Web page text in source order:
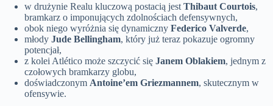
w drużynie Realu kluczową postacią jest Thibaut Courtois,
bramkarz o imponujących zdolnościach defensywnych,
obok niego wyróżnia się dynamiczny Federico Valverde,
młody Jude Bellingham, który już teraz pokazuje ogromny
potencjał,
z kolei Atlético może szczycić się Janem Oblakiem, jednym z
czołowych bramkarzy globu,
doświadczonym Antoine’em Griezmannem, skutecznym w
ofensywie.